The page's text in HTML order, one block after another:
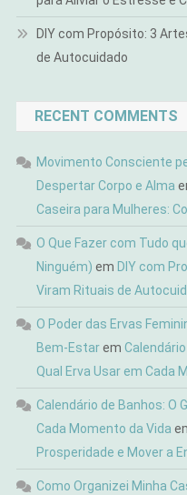
DIY com Propósito: 3
de Autocuidado
RECENT COMMENTS
Movimento Consciente
Despertar Corpo e Alma
Caseira para Mulheres:
O Que Fazer com Tudo
Ninguém) em DIY com
Viram Rituais de
O Poder das Ervas
Bem-Estarem
Qual Erva Usar em Cada
Calendário de Banhos: O
Cada Momento da Vida
Prosperidade e Mover a
Como Organizei Minha